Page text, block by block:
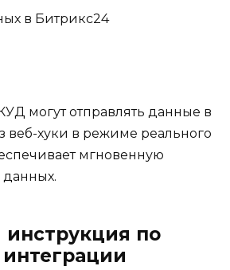
в Битрикс24
могут отправлять данные в
веб-хуки в режиме реального
мгновенную
инструкция по